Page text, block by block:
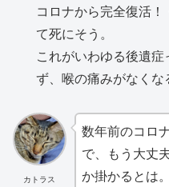
コロナから完全復活
て死にそう。
これがいわゆる後遺
ず、喉の痛みがなくな
カトラス
数年前のコロ
で、もう大丈
か掛かるとは